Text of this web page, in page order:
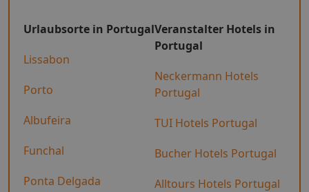
Urlaubsorte in Portugal
Lissabon
Porto
Albufeira
Funchal
Ponta Delgada
Veranstalter Hotels in
Portugal
Neckermann Hotels
Portugal
TUI Hotels Portugal
Bucher Hotels Portugal
Alltours Hotels Portugal